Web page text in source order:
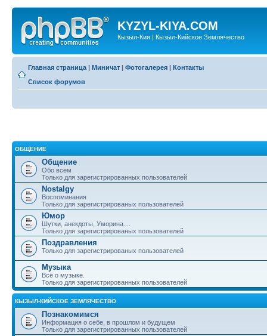
KYZYL-KIYA.COM
Кызыл-Кия | Кызыл-Кийское Землячество
Главная страница | Миничат | Фотогалерея | Контакты
Список форумов
ОБЩЕНИЕ
Общение
Обо всем
Только для зарегистрированных пользователей
Nostalgy
Воспоминания
Только для зарегистрированых пользователей
Юмор
Шутки, анекдоты, Уморина....
Только для зарегистрированых пользователей
Поздравления
Только для зарегистрированых пользователей
Музыка
Всё о музыке.
Только для зарегистрированных пользователей
КЫЗЫЛ-КИЙСКОЕ ЗЕМЛЯЧЕСТВО
Познакомимся
Информация о себе, в прошлом и будущем
Только для зарегистрированных пользователей